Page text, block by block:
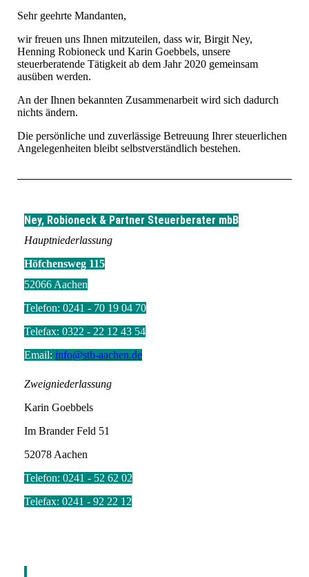
Sehr geehrte Mandanten,
wir freuen uns Ihnen mitzuteilen, dass wir, Birgit Ney,
Henning Robioneck und Karin Goebbels, unsere
steuerberatende Tätigkeit ab dem Jahr 2020 gemeinsam
ausüben werden.
An der Ihnen bekannten Zusammenarbeit wird sich dadurch
nichts ändern.
Die persönliche und zuverlässige Betreuung Ihrer steuerlichen
Angelegenheiten bleibt selbstverständlich bestehen.
Ney, Robioneck & Partner Steuerberater mbB
Hauptniederlassung
Höfchensweg 115
52066 Aachen
Telefon: 0241 - 70 19 04 70
Telefax: 0322 - 22 12 43 54
Email: info@stb-aachen.de
Zweigniederlassung
Karin Goebbels
Im Brander Feld 51
52078 Aachen
Telefon: 0241 - 52 62 02
Telefax: 0241 - 92 22 12